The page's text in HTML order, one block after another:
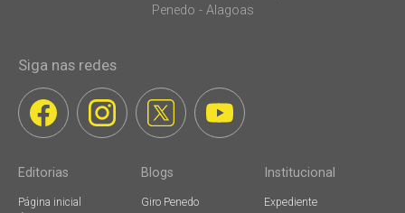
Penedo - Alagoas
Siga nas redes
Editorias
Página inicial
Blogs
Giro Penedo
Institucional
Expediente